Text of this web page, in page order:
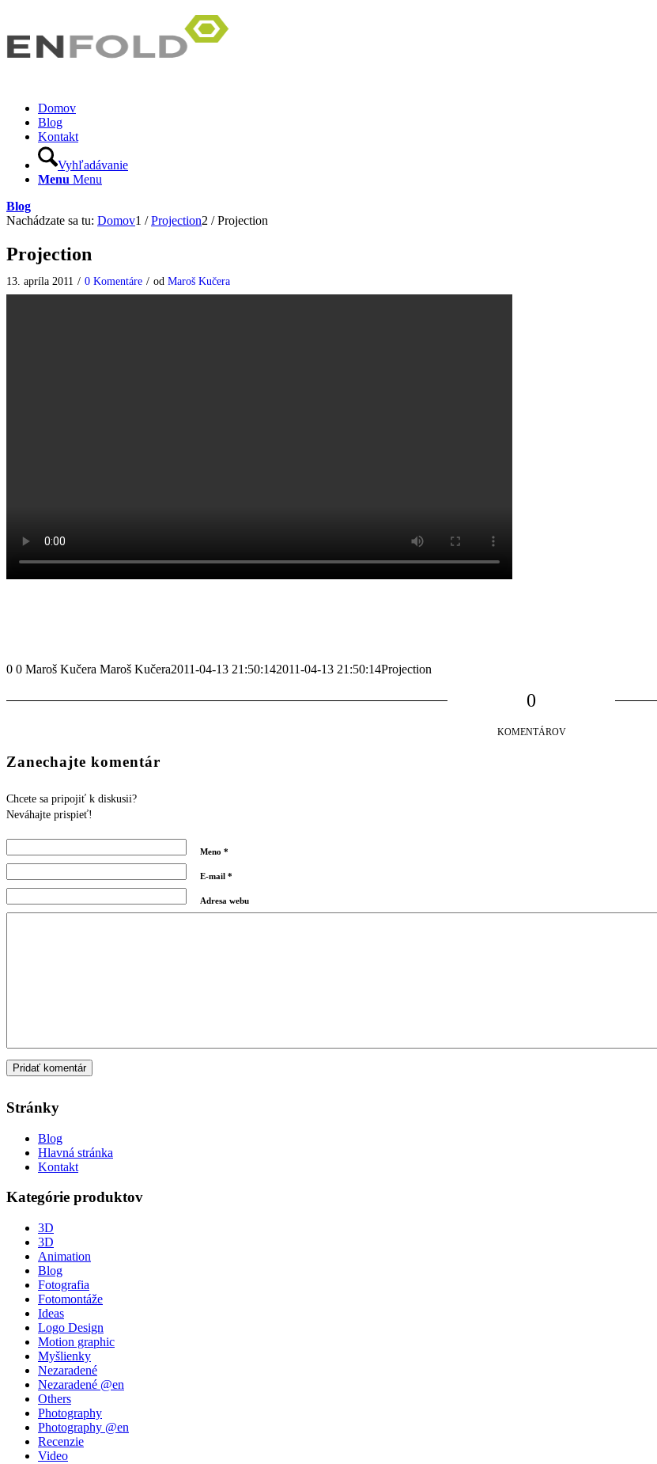
Domov
Blog
Kontakt
Vyhľadávanie
Menu Menu
Blog
Nachádzate sa tu: Domov1 / Projection2 / Projection
Projection
13. apríla 2011 / 0 Komentáre / od Maroš Kučera
0 0 Maroš Kučera Maroš Kučera2011-04-13 21:50:142011-04-13 21:50:14Projection
0
KOMENTÁROV
Zanechajte komentár
Chcete sa pripojiť k diskusii?
Neváhajte prispieť!
Meno *
E-mail *
Adresa webu
Stránky
Blog
Hlavná stránka
Kontakt
Kategórie produktov
3D
3D
Animation
Blog
Fotografia
Fotomontáže
Ideas
Logo Design
Motion graphic
Myšlienky
Nezaradené
Nezaradené @en
Others
Photography
Photography @en
Recenzie
Video